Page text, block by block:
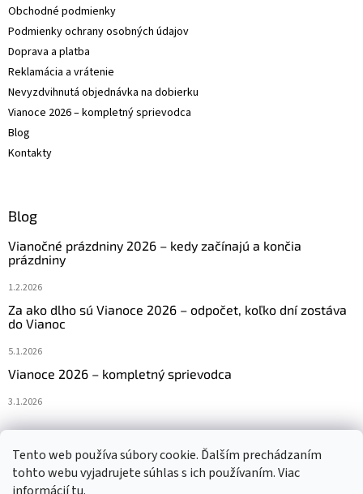
Tento web používa súbory cookie. Ďalším prechádzaním
tohto webu vyjadrujete súhlas s ich používaním. Viac
Obchodné podmienky
Podmienky ochrany osobných údajov
Doprava a platba
Reklamácia a vrátenie
Nevyzdvihnutá objednávka na dobierku
Vianoce 2026 – kompletný sprievodca
Blog
Kontakty
Blog
Vianočné prázdniny 2026 – kedy začínajú a končia
prázdniny
1.2.2026
Za ako dlho sú Vianoce 2026 – odpočet, koľko dní zostáva
do Vianoc
5.1.2026
Vianoce 2026 – kompletný sprievodca
3.1.2026
Navštívte aj náš český e-shop www.vanocniretezy.cz